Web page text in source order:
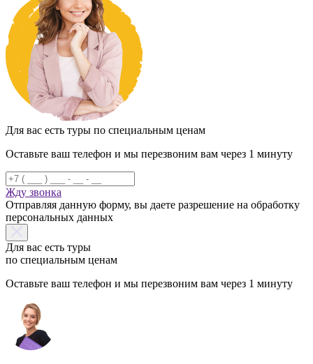
Для вас есть туры по специальным ценам
Оставьте ваш телефон и мы перезвоним вам через 1 минуту
Жду звонка
Отправляя данную форму, вы даете разрешение на обработку
персональных данных
Для вас есть туры
по специальным ценам
Оставьте ваш телефон и мы перезвоним вам через 1 минуту